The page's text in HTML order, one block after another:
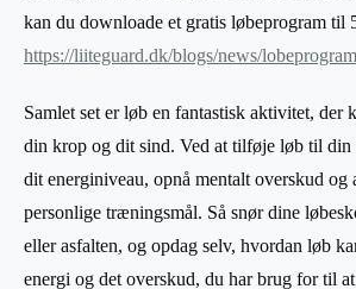
kan du downloade et gratis løbeprogram til
https://liiteguard.dk/blogs/news/
Samlet set er løb en fantastisk aktivitet, der
din krop og dit sind. Ved at tilføje løb til din
dit energiniveau, opnå mentalt overskud og
personlige træningsmål. Så snør dine
eller asfalten, og opdag selv, hvordan løb
energi og det overskud, du har brug for til